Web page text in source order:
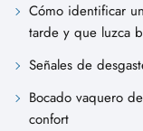
Cómo identificar
tarde y que luzca
Señales de
Bocado vaquero
confort